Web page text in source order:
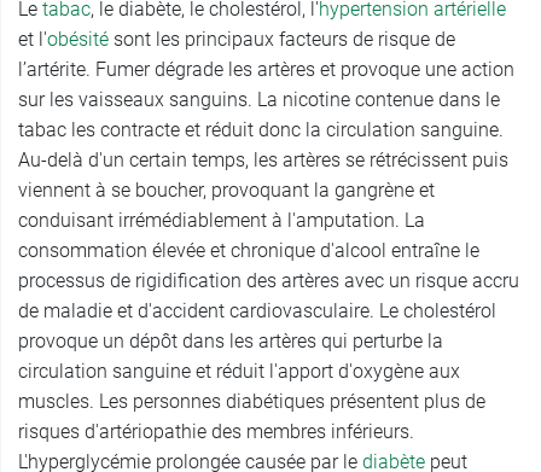
Le tabac, le diabète, le cholestérol, l'hypertension artérielle
et l'obésité sont les principaux facteurs de risque de
l’artérite. Fumer dégrade les artères et provoque une action
sur les vaisseaux sanguins. La nicotine contenue dans le
tabac les contracte et réduit donc la circulation sanguine.
Au-delà d'un certain temps, les artères se rétrécissent puis
viennent à se boucher, provoquant la gangrène et
conduisant irrémédiablement à l'amputation. La
consommation élevée et chronique d'alcool entraîne le
processus de rigidification des artères avec un risque accru
de maladie et d'accident cardiovasculaire. Le cholestérol
provoque un dépôt dans les artères qui perturbe la
circulation sanguine et réduit l'apport d'oxygène aux
muscles. Les personnes diabétiques présentent plus de
risques d'artériopathie des membres inférieurs.
L'hyperglycémie prolongée causée par le diabète peut